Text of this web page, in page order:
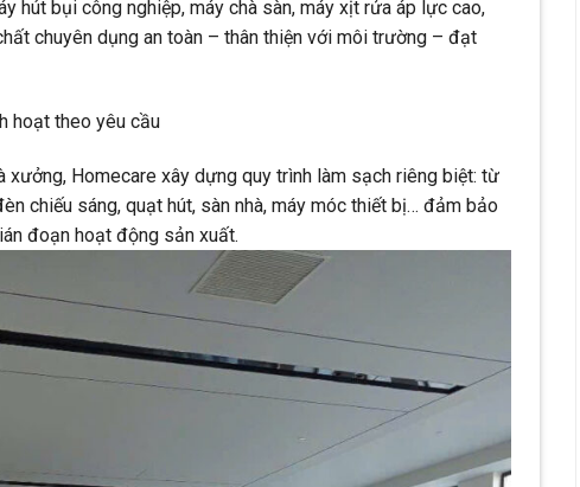
hút bụi công nghiệp, máy chà sàn, máy xịt rửa áp lực cao,
chuyên dụng an toàn – thân thiện với môi trường – đạt
hoạt theo yêu cầu
xưởng, Homecare xây dựng quy trình làm sạch riêng biệt: từ
chiếu sáng, quạt hút, sàn nhà, máy móc thiết bị… đảm bảo
đoạn hoạt động sản xuất.